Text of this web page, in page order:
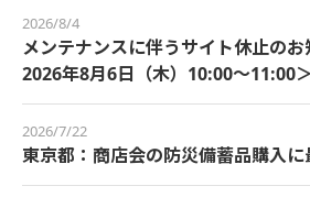
2026/8/4
メンテナンスに伴うサイト休止のお
2026年8月6日（木）10:00～11:00＞
2026/7/22
東京都：商店会の防災備蓄品購入